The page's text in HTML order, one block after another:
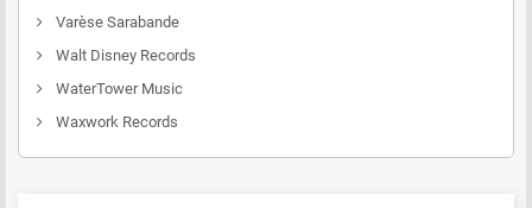
Varèse Sarabande
Walt Disney Records
WaterTower Music
Waxwork Records